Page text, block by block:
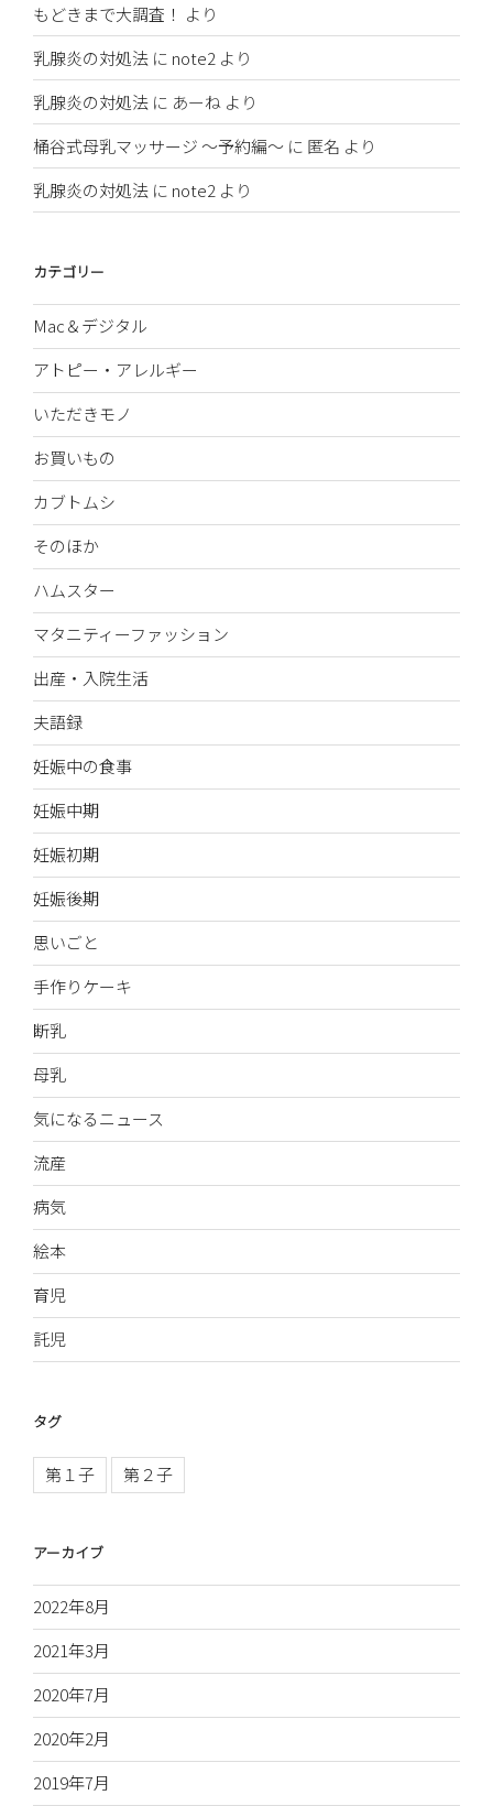
もどきまで大調査！ より
乳腺炎の対処法 に note2 より
乳腺炎の対処法 に あーね より
桶谷式母乳マッサージ 〜予約編〜 に 匿名 より
乳腺炎の対処法 に note2 より
カテゴリー
Mac＆デジタル
アトピー・アレルギー
いただきモノ
お買いもの
カブトムシ
そのほか
ハムスター
マタニティーファッション
出産・入院生活
夫語録
妊娠中の食事
妊娠中期
妊娠初期
妊娠後期
思いごと
手作りケーキ
断乳
母乳
気になるニュース
流産
病気
絵本
育児
託児
タグ
第１子 第２子
アーカイブ
2022年8月
2021年3月
2020年7月
2020年2月
2019年7月